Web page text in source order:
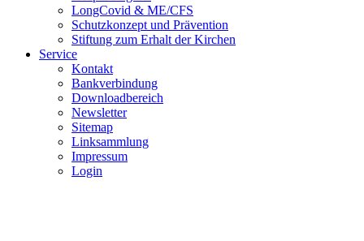
LongCovid & ME/CFS
Schutzkonzept und Prävention
Stiftung zum Erhalt der Kirchen
Service
Kontakt
Bankverbindung
Downloadbereich
Newsletter
Sitemap
Linksammlung
Impressum
Login